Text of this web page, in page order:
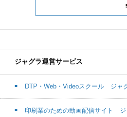
ジャグラ運営サービス
DTP・Web・Videoスクール ジャ
印刷業のための動画配信サイト ジ